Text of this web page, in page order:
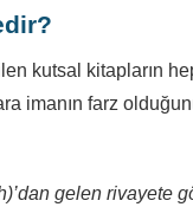
kutsal kitapların
imanın farz
dan gelen rivayete